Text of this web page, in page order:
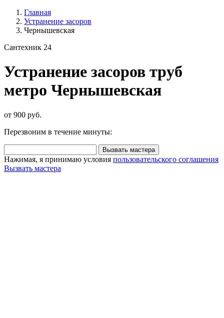
Главная
Устранение засоров
Чернышевская
Сантехник 24
Устранение засоров труб
метро Чернышевская
от 900 руб.
Перезвоним в течение минуты:
Вызвать мастера
Нажимая, я принимаю условия пользовательского соглашения
Вызвать мастера